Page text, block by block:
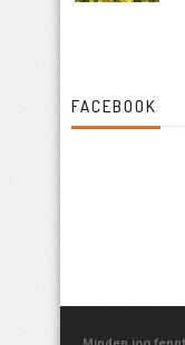
FACEBOOK